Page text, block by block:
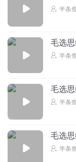
半条
毛选
半条
毛选
半条
毛选
半条